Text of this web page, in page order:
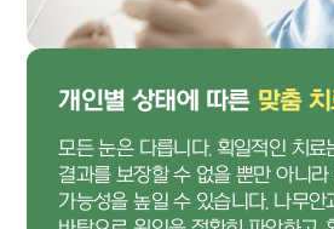
개인별 상태에 따른 맞춤
모든 눈은 다릅니다. 획일적인 치료
결과를 보장할 수 없을 뿐만 아니
가능성을 높일 수 있습니다. 나무안